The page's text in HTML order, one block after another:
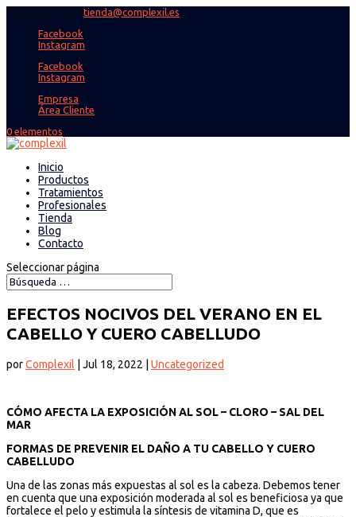
+34 938 717 289 tienda@complexil.es
Facebook
Instagram
Facebook
Instagram
Empresa
Área Cliente
0 elementos
Inicio
Productos
Tratamientos
Profesionales
Tienda
Blog
Contacto
Seleccionar página
EFECTOS NOCIVOS DEL VERANO EN EL
CABELLO Y CUERO CABELLUDO
porComplexil Jul 18, 2022 Uncategorized
CÓMO AFECTA LA EXPOSICIÓN AL SOL – CLORO – SAL DEL
MAR
FORMAS DE PREVENIR EL DAÑO A TU CABELLO Y CUERO
CABELLUDO
Una de las zonas más expuestas al sol es la cabeza. Debemos tener
en cuenta que una exposición moderada al sol es beneficiosa ya que
fortalece el pelo y estimula la síntesis de vitamina D, que es